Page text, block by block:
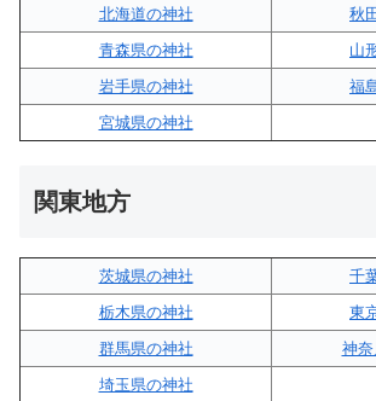
北海道の神社
秋
青森県の神社
山
岩手県の神社
福
宮城県の神社
関東地方
茨城県の神社
千
栃木県の神社
東
群馬県の神社
神
埼玉県の神社